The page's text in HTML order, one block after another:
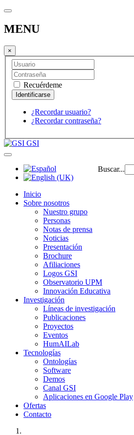
MENU
×
Recuérdeme
¿Recordar usuario?
¿Recordar contraseña?
GSI
Buscar...
Inicio
Sobre nosotros
Nuestro grupo
Personas
Notas de prensa
Noticias
Presentación
Brochure
Afiliaciones
Logos GSI
Observatorio UPM
Innovación Educativa
Investigación
Líneas de investigación
Publicaciones
Proyectos
Eventos
HumAILab
Tecnologías
Ontologías
Software
Demos
Canal GSI
Aplicaciones en Google Play
Ofertas
Contacto